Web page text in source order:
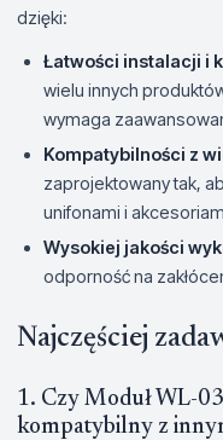
dzięki:
Łatwości instalacji i
wielu innych
wymaga
Kompatybilności z
zaprojektowany tak,
unifonami i
Wysokiej jakości
odporność na
Najczęściej
1. Czy Moduł WL-
kompatybilny z